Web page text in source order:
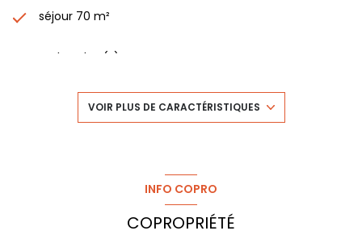
séjour 70 m²
4 chambre(s)
1 salle(s) de bain
cuisine séparée (équipée)
VOIR PLUS DE CARACTÉRISTIQUES
INFO COPRO
COPROPRIÉTÉ